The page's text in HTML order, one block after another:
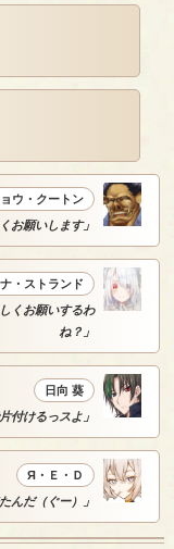
ウ・クートン
お願いします」
・ストランド
くお願いするわ
ね？」
日向 葵
付けるっスよ」
Я・Ｅ・Ｄ
んだ（ぐー）」